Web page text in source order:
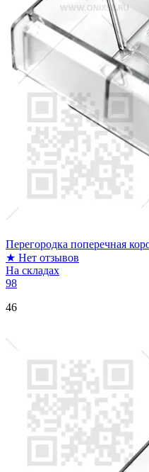
Перегородка поперечная
★ Нет отзывов
На складах
98
46